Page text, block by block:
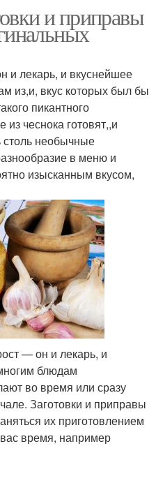
и приправы
и лекарь, и вкуснейшее
из,и, вкус которых был бы
пикантного
чеснока готовят,,и
столь необычные
в меню и
изысканным вкусом,
— он и лекарь, и
блюдам
во время или сразу
Заготовки и приправы
их приготовлением
время, например